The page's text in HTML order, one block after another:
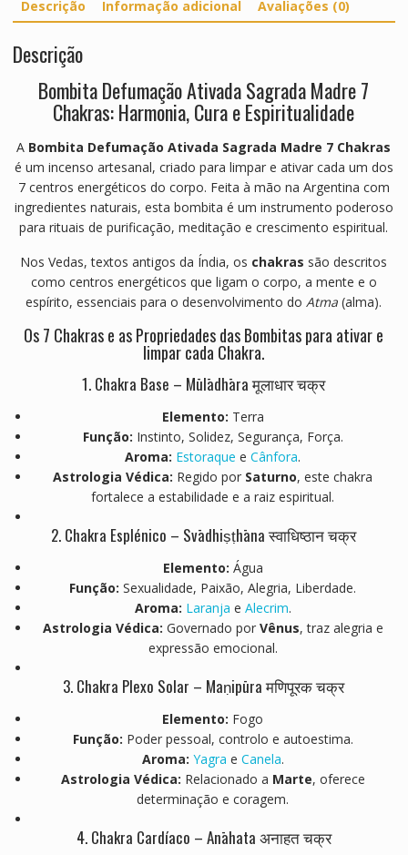
Descrição Informação adicional Avaliações (0)
Descrição
Bombita Defumação Ativada Sagrada Madre 7
Chakras: Harmonia, Cura e Espiritualidade
A Bombita Defumação Ativada Sagrada Madre 7 Chakras
é um incenso artesanal, criado para limpar e ativar cada um dos
7 centros energéticos do corpo. Feita à mão na Argentina com
ingredientes naturais, esta bombita é um instrumento poderoso
para rituais de purificação, meditação e crescimento espiritual.
Nos Vedas, textos antigos da Índia, os chakras são descritos
como centros energéticos que ligam o corpo, a mente e o
espírito, essenciais para o desenvolvimento doAtma (alma).
Os 7 Chakras e as Propriedades das Bombitas para ativar e
limpar cada Chakra.
1. Chakra Base – Mūlādhāra मूलाधार चक्र
Elemento: Terra
Função: Instinto, Solidez, Segurança, Força.
Aroma: Estoraque eCânfora.
Astrologia Védica: Regido por Saturno, este chakra
fortalece a estabilidade e a raiz espiritual.
2. Chakra Esplénico – Svādhiṣṭhāna स्वाधिष्ठान चक्र
Elemento: Água
Função: Sexualidade, Paixão, Alegria, Liberdade.
Aroma: Laranja e Alecrim.
Astrologia Védica: Governado por Vênus, traz alegria e
expressão emocional.
3. Chakra Plexo Solar – Maṇipūra मणिपूरक चक्र
Elemento: Fogo
Função: Poder pessoal, controlo e autoestima.
Aroma: Yagra e Canela.
Astrologia Védica: Relacionado a Marte, oferece
determinação e coragem.
4. Chakra Cardíaco – Anāhata अनाहत चक्र